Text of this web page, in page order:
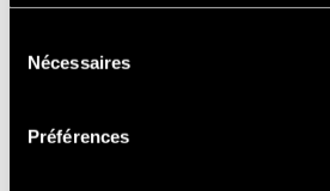
consentir à cette utilisation à
fonctionnement et ne personnalisera
Nécessaires
Préférences
Identifier, analyser et
impacts
cabinetet notamment
veille dynamiques,